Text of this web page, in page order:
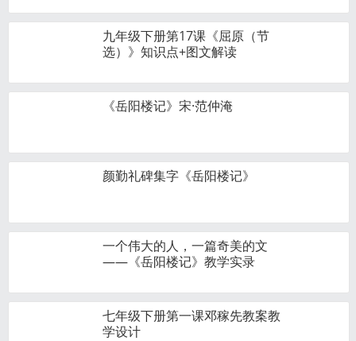
九年级下册第17课《屈原（节
选）》知识点+图文解读
《岳阳楼记》宋·范仲淹
颜勤礼碑集字《岳阳楼记》
一个伟大的人，一篇奇美的文
——《岳阳楼记》教学实录
七年级下册第一课邓稼先教案教
学设计